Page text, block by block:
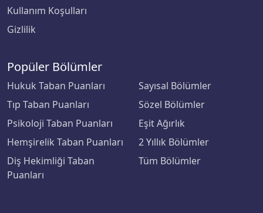
Ordu Üniversitesi
Osmaniye Korkut Ata Üniversitesi
Ostim Teknik Üniversitesi
Özyeğin Üniversitesi
Pamukkale Üniversitesi
Kullanım Koşulları
Gizlilik
Popüler Bölümler
Hukuk Taban Puanları
Tıp Taban Puanları
Psikoloji Taban Puanları
Hemşirelik Taban Puanları
Diş Hekimliği Taban
Puanları
Sayısal Bölümler
Sözel Bölümler
Eşit Ağırlık
2 Yıllık Bölümler
Tüm Bölümler